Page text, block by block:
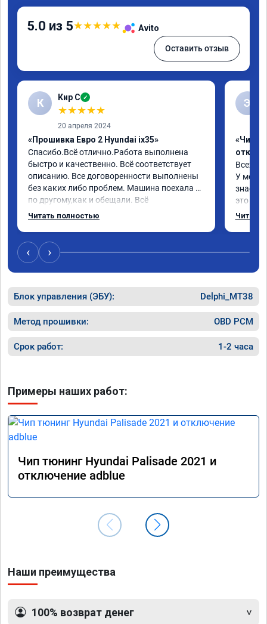
5.0 из 5★★★★★ Avito
Оставить отзыв
К Кир С ✓
★★★★★
20 апреля 2024
«Прошивка Евро 2 Hyundai ix35»
Спасибо.Всё отлично.Работа выполнена
быстро и качественно. Всё соответствует
описанию. Все договоренности выполнены
без каких либо проблем. Машина поехала
по другому,как и обещали. Всё
понравилось. Рекомендую данную
Читать полностью
Э
«Чип
Всех
У меня
знает
это
газов,
как
Машина
ничего
сразу.
В
пути!
Читать
‹ ›
Блок управления (ЭБУ): Delphi_MT38
Метод прошивки: OBD PCM
Срок работ: 1-2 часа
Примеры наших работ:
Чип тюнинг Hyundai Palisade 2021 и
отключение adblue
Наши преимущества
100% возврат денег